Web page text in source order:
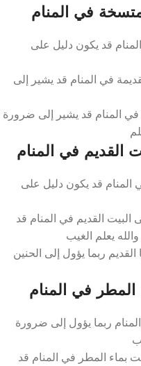
في المنام
قد يكون دليل على
في المنام قد يشير إلى
المنام قد يشير إلى ضرورة
القديم في المنام
المنام قد يكون دليل على
القديم في المنام قد
يعلم الغيب
القديم ربما يؤول إلى الحنين
في المنام
ربما يؤول إلى ضرورة
بماء المطر في المنام قد